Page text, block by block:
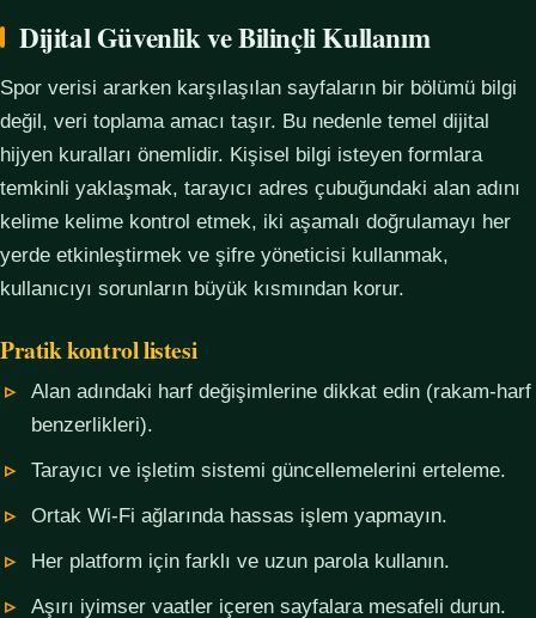
Dijital Güvenlik ve Bilinçli Kullanım
Spor verisi ararken karşılaşılan sayfaların bir bölümü bilgi
değil, veri toplama amacı taşır. Bu nedenle temel dijital
hijyen kuralları önemlidir. Kişisel bilgi isteyen formlara
temkinli yaklaşmak, tarayıcı adres çubuğundaki alan adını
kelime kelime kontrol etmek, iki aşamalı doğrulamayı her
yerde etkinleştirmek ve şifre yöneticisi kullanmak,
kullanıcıyı sorunların büyük kısmından korur.
Pratik kontrol listesi
Alan adındaki harf değişimlerine dikkat edin (rakam-harf
benzerlikleri).
Tarayıcı ve işletim sistemi güncellemelerini erteleme.
Ortak Wi-Fi ağlarında hassas işlem yapmayın.
Her platform için farklı ve uzun parola kullanın.
Aşırı iyimser vaatler içeren sayfalara mesafeli durun.